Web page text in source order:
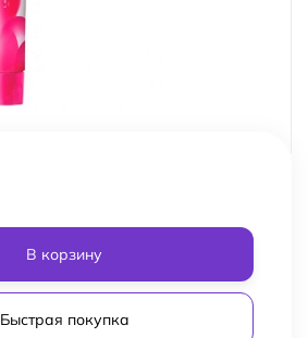
В корзину
Быстрая покупка